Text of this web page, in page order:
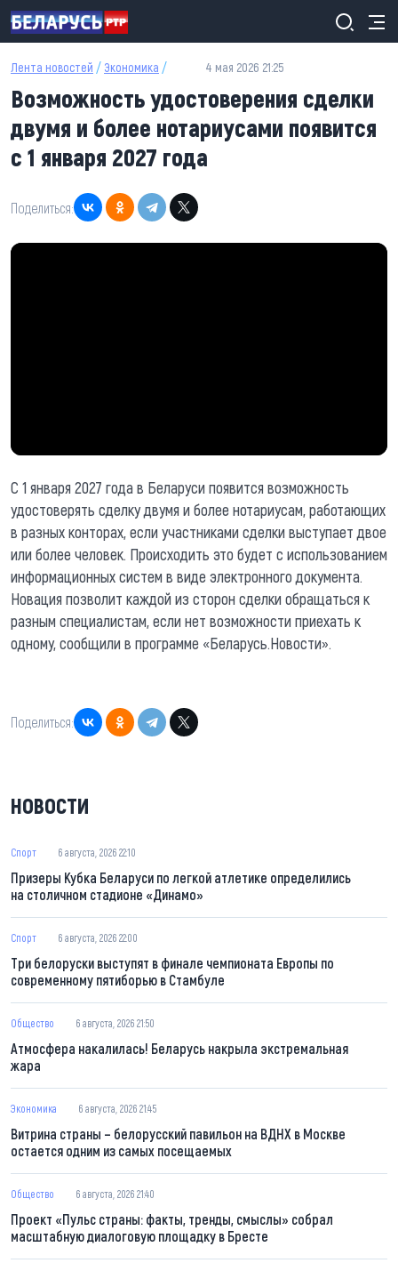
Перейти к основному содержанию
Лента новостей / Экономика / 4 мая 2026 21:25
Возможность удостоверения сделки
двумя и более нотариусами появится
с 1 января 2027 года
Поделиться:
С 1 января 2027 года в Беларуси появится возможность
удостоверять сделку двумя и более нотариусам, работающих
в разных конторах, если участниками сделки выступает двое
или более человек. Происходить это будет с использованием
информационных систем в виде электронного документа.
Новация позволит каждой из сторон сделки обращаться к
разным специалистам, если нет возможности приехать к
одному, сообщили в программе «Беларусь.Новости».
Поделиться:
НОВОСТИ
Спорт 6 августа, 2026 22:10
Призеры Кубка Беларуси по легкой атлетике определились
на столичном стадионе «Динамо»
Спорт 6 августа, 2026 22:00
Три белоруски выступят в финале чемпионата Европы по
современному пятиборью в Стамбуле
Общество 6 августа, 2026 21:50
Атмосфера накалилась! Беларусь накрыла экстремальная
жара
Экономика 6 августа, 2026 21:45
Витрина страны – белорусский павильон на ВДНХ в Москве
остается одним из самых посещаемых
Общество 6 августа, 2026 21:40
Проект «Пульс страны: факты, тренды, смыслы» собрал
масштабную диалоговую площадку в Бресте